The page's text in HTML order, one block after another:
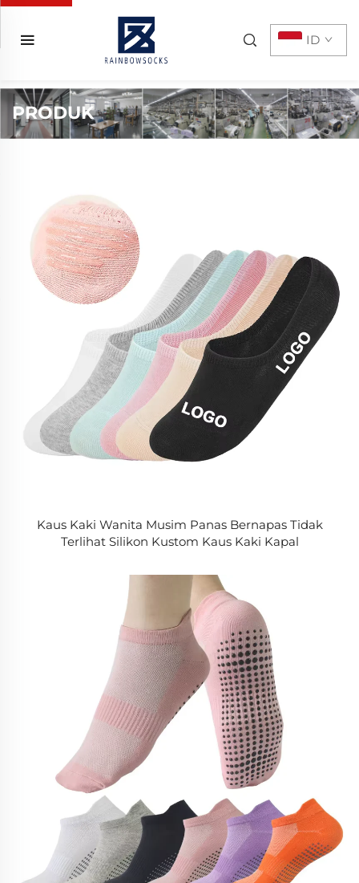
ID
PRODUK
Kaus Kaki Wanita Musim Panas Bernapas Tidak
Terlihat Silikon Kustom Kaus Kaki Kapal